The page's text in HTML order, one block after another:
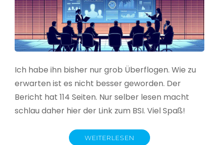
Ich habe ihn bisher nur grob Überflogen. Wie zu
erwarten ist es nicht besser geworden. Der
Bericht hat 114 Seiten. Nur selber lesen macht
schlau daher hier der Link zum BSI. Viel Spaß!
WEITERLESEN